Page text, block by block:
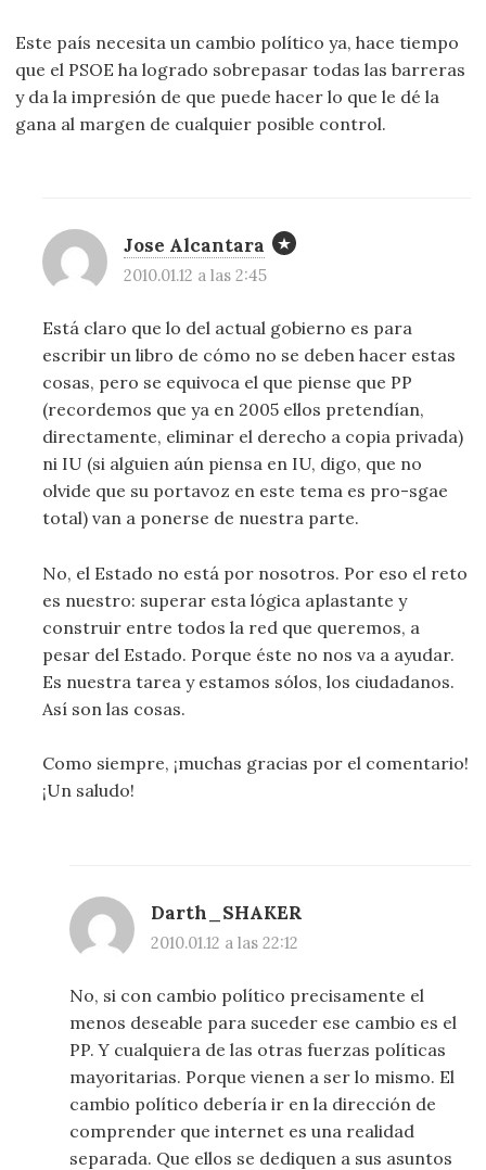
Este país necesita un cambio político ya, hace tiempo
que el PSOE ha logrado sobrepasar todas las barreras
y da la impresión de que puede hacer lo que le dé la
gana al margen de cualquier posible control.
Jose Alcantara
2010.01.12 a las 2:45
Está claro que lo del actual gobierno es para
escribir un libro de cómo no se deben hacer estas
cosas, pero se equivoca el que piense que PP
(recordemos que ya en 2005 ellos pretendían,
directamente, eliminar el derecho a copia privada)
ni IU (si alguien aún piensa en IU, digo, que no
olvide que su portavoz en este tema es pro-sgae
total) van a ponerse de nuestra parte.
No, el Estado no está por nosotros. Por eso el reto
es nuestro: superar esta lógica aplastante y
construir entre todos la red que queremos, a
pesar del Estado. Porque éste no nos va a ayudar.
Es nuestra tarea y estamos sólos, los ciudadanos.
Así son las cosas.
Como siempre, ¡muchas gracias por el comentario!
¡Un saludo!
Darth_SHAKER
2010.01.12 a las 22:12
No, si con cambio político precisamente el
menos deseable para suceder ese cambio es el
PP. Y cualquiera de las otras fuerzas políticas
mayoritarias. Porque vienen a ser lo mismo. El
cambio político debería ir en la dirección de
comprender que internet es una realidad
separada. Que ellos se dediquen a sus asuntos